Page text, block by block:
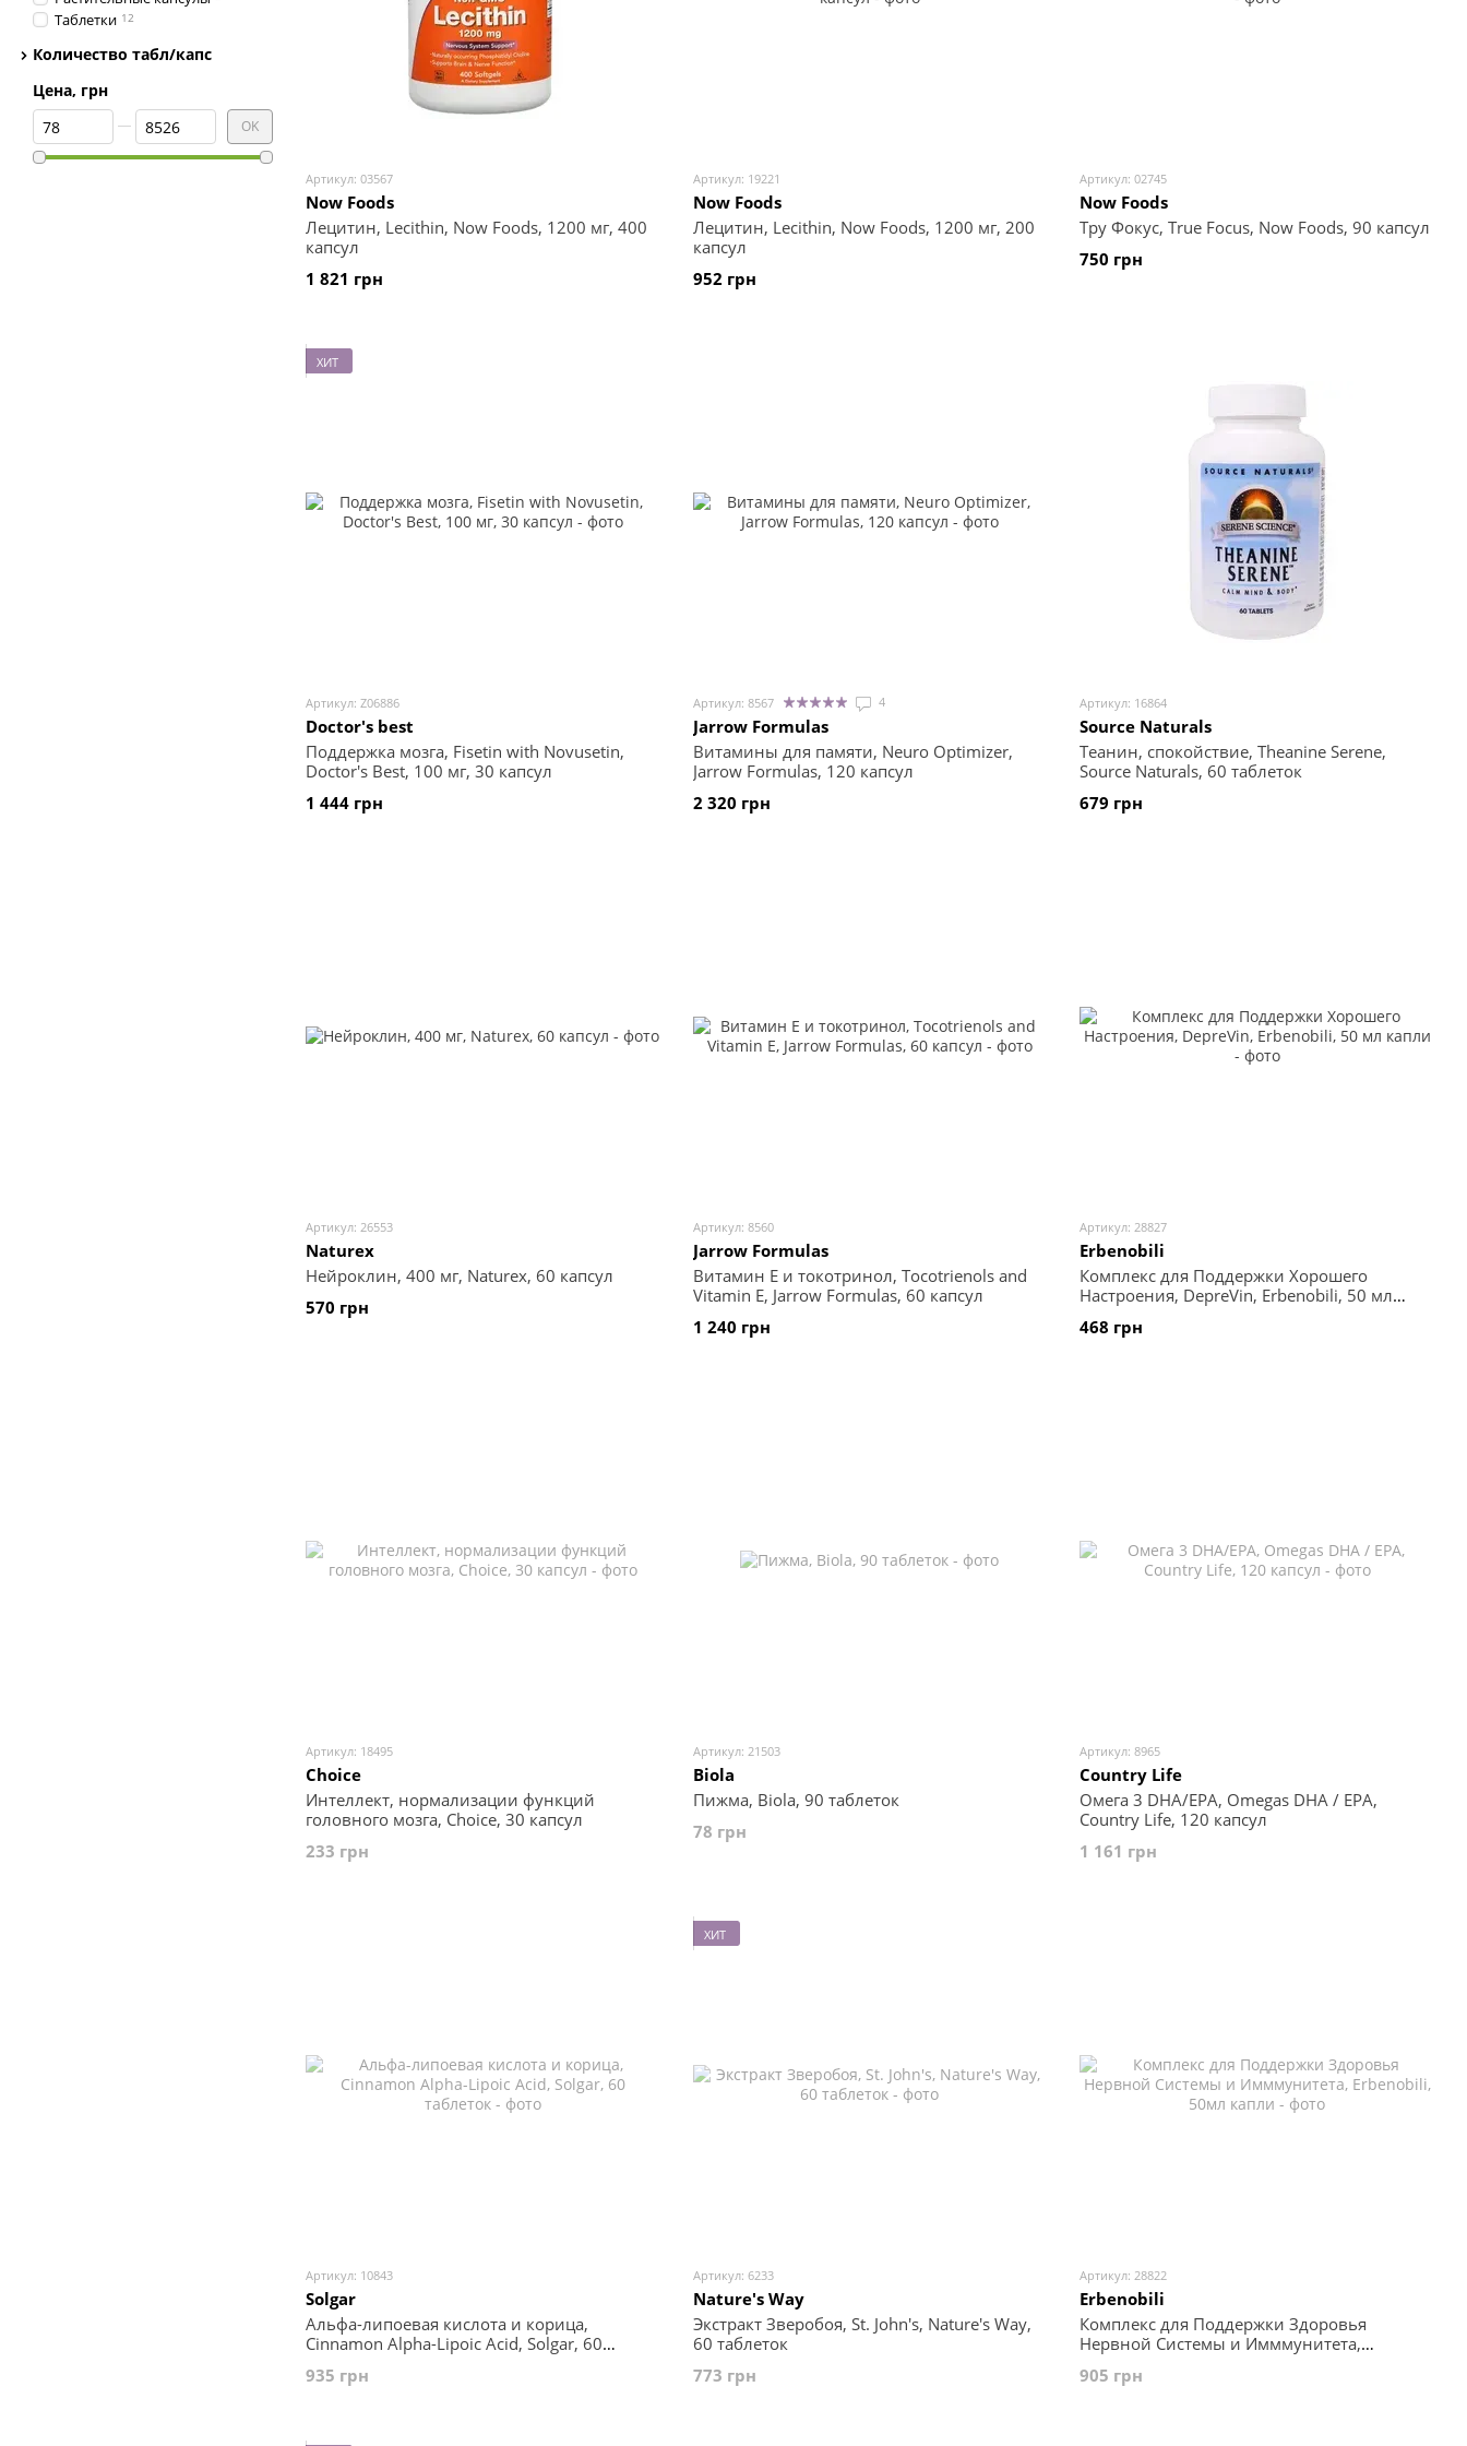
Артикул: 03567
Now Foods
Лецитин, Lecithin, Now Foods, 1200 мг, 400
капсул
1 821 грн
Артикул: 19221
Now Foods
Лецитин, Lecithin, Now Foods, 1200 мг, 200
капсул
952 грн
Артикул: 02745
Now Foods
Тру Фокус, True Focus, Now Foods, 90 капсул
750 грн
ХИТ
Артикул: Z06886
Doctor's best
Поддержка мозга, Fisetin with Novusetin,
Doctor's Best, 100 мг, 30 капсул
1 444 грн
Артикул: 8567 4
Jarrow Formulas
Витамины для памяти, Neuro Optimizer,
Jarrow Formulas, 120 капсул
2 320 грн
Артикул: 16864
Source Naturals
Теанин, спокойствие, Theanine Serene,
Source Naturals, 60 таблеток
679 грн
Артикул: 26553
Naturex
Нейроклин, 400 мг, Naturex, 60 капсул
570 грн
Артикул: 8560
Jarrow Formulas
Витамин Е и токотринол, Tocotrienols and
Vitamin E, Jarrow Formulas, 60 капсул
1 240 грн
Артикул: 28827
Erbenobili
Комплекс для Поддержки Хорошего
Настроения, DepreVin, Erbenobili, 50 мл
468 грн
Артикул: 18495
Choice
Интеллект, нормализации функций
головного мозга, Choice, 30 капсул
233 грн
Артикул: 21503
Biola
Пижма, Biola, 90 таблеток
78 грн
Артикул: 8965
Country Life
Омега 3 DHA/EPA, Omegas DHA / EPA,
Country Life, 120 капсул
1 161 грн
Артикул: 10843
Solgar
Альфа-липоевая кислота и корица,
Cinnamon Alpha-Lipoic Acid, Solgar, 60
935 грн
ХИТ
Артикул: 6233
Nature's Way
Экстракт Зверобоя, St. John's, Nature's Way,
60 таблеток
773 грн
Артикул: 28822
Erbenobili
Комплекс для Поддержки Здоровья
Нервной Системы и Имммунитета,
905 грн
Виола
Таблетки 12
Количество табл/капс
Цена, грн
От Цена, грн
До Цена, грн OK